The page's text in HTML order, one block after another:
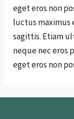
eget eros non
luctus maximus
sagittis. Etiam
neque nec eros
eget eros non